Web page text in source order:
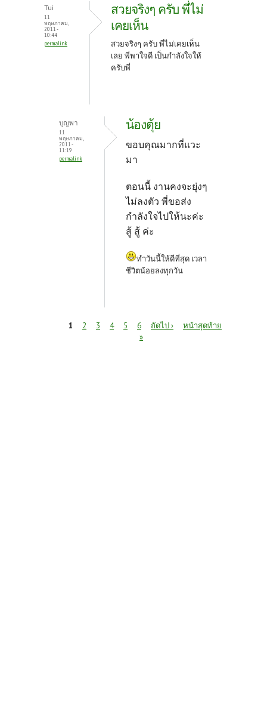
Tui
11
พฤษภาคม,
2011 -
10:44
permalink
สวยจริงๆ ครับ พี่ไม่
เคยเห็น
สวยจริงๆ ครับ พี่ไม่เคยเห็น
เลย พี่พาใจดี เป็นกำลังใจให้
ครับพี่
บุญพา
11
พฤษภาคม,
2011 -
11:19
permalink
น้องตุ้ย
ขอบคุณมากที่แวะ
มา
ตอนนี้ งานคงจะยุ่งๆ
ไม่ลงตัว พี่ขอส่ง
กำลังใจไปให้นะค่ะ
สู้ สู้ ค่ะ
ทำวันนี้ให้ดีที่สุด เวลา
ชีวิตน้อยลงทุกวัน
1 2 3 4 5 6 ถัดไป ›
หน้าสุดท้าย
»